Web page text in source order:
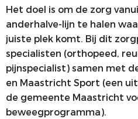
Het doel is om de zorg
anderhalve-lijn te halen
juiste plek komt. Bij dit
specialisten (orthopeed,
pijnspecialist) samen met
en Maastricht Sport (een
de gemeente Maastricht
beweegprogramma).